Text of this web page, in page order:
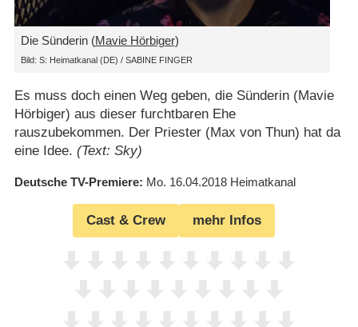
Die Sünderin (Mavie Hörbiger)
Bild: S: Heimatkanal (DE) / SABINE FINGER
Es muss doch einen Weg geben, die Sünderin (Mavie
Hörbiger) aus dieser furchtbaren Ehe
rauszubekommen. Der Priester (Max von Thun) hat da
eine Idee. (Text: Sky)
Deutsche TV-Premiere Mo. 16.04.2018 Heimatkanal
Cast & Crew mehr Infos